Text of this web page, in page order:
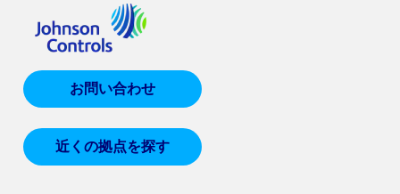
お問い合わせ
近くの拠点を探す